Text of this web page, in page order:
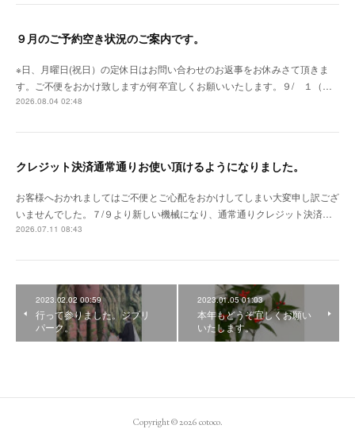
９月のご予約空き状況のご案内です。
※日、月曜日(祝日）の定休日はお問い合わせのお返事をお休みさて頂きま
す。ご不便をおかけ致しますが何卒宜しくお願いいたします。９/ １（…
2026.08.04 02:48
クレジット決済通常通りお使い頂けるようになりました。
お客様へおかれましてはご不便とご心配をおかけしてしまい大変申し訳ござ
いませんでした。７/９より新しい機械になり、通常通りクレジット決済…
2026.07.11 08:43
2023.02.02 00:59
行って参りました。ジブリ
パーク。
2023.01.05 01:03
本年もどうぞ宜しくお願い
いたします。
Copyright ©2026cotoco.